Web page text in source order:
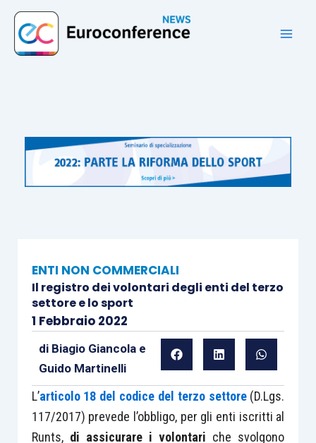
contenuto
ENTI NON COMMERCIALI
Il registro dei volontari degli enti del terzo
settore e lo sport
1 Febbraio 2022
di Biagio Giancolae
Guido Martinelli
L’articolo 18 del codice del terzo settore(D.Lgs.
117/2017) prevede l’obbligo, per gli enti iscritti al
Runts, di assicurare i volontari che svolgono